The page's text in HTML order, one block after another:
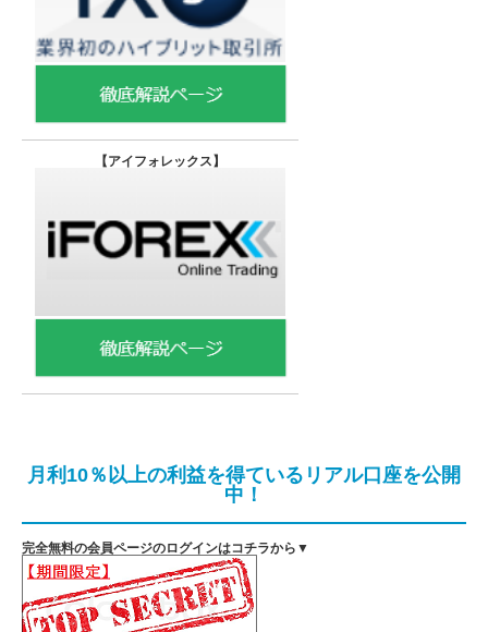
【アイフォレックス】
月利10％以上の利益を得ているリアル口座を公開
中！
完全無料の会員ページのログインはコチラから▼